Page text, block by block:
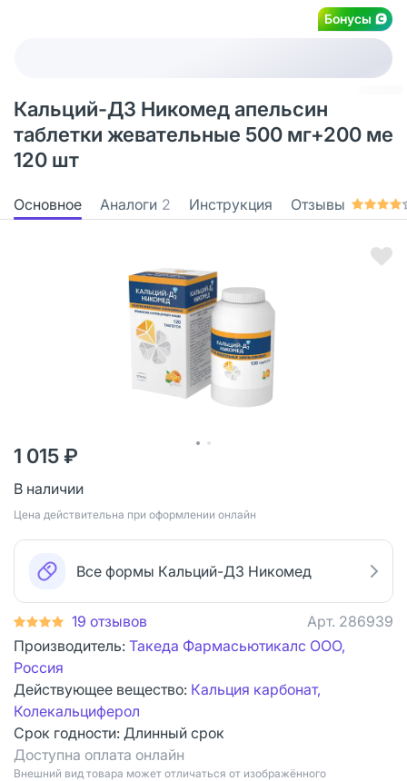
Бонусы
Кальций-Д3 Никомед апельсин
таблетки жевательные 500 мг+200 ме
120 шт
Основное Аналоги 2 Инструкция Отзывы
1 015 ₽
В наличии
Цена действительна при оформлении онлайн
Все формы Кальций-Д3 Никомед
19 отзывов Арт. 286939
Производитель: Такеда Фармасьютикалс ООО,
Россия
Действующее вещество: Кальция карбонат,
Колекальциферол
Срок годности: Длинный срок
Доступна оплата онлайн
Bнешний вид товара может отличаться от изображённого